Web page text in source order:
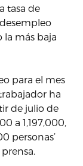
tasa de
la más baja
para el mes
ha
de julio de
a 1,197,000,
personas’